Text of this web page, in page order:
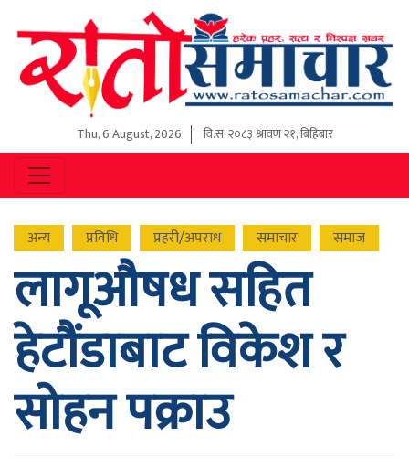
Thu, 6 August, 2026 वि.स.२०८३ श्रावण २१, बिहिबार
अन्य प्रविधि प्रहरी/अपराध समाचार समाज
लागूऔषध सहित
हेटौंडाबाट विकेश र
सोहन पक्राउ